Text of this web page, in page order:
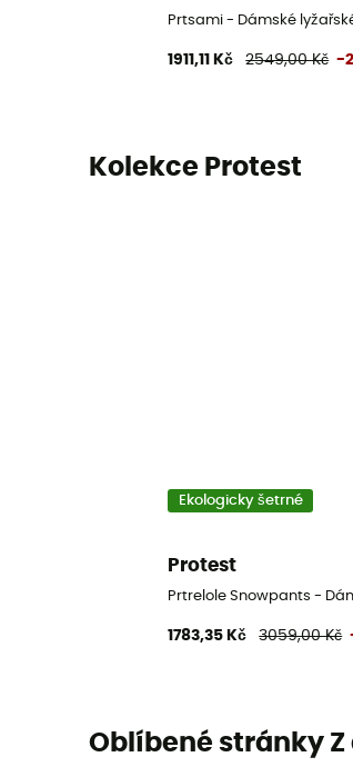
Prtsami - Dámské
1911,11 Kč 2549,00 Kč -
Kolekce Protest
Ekologicky šetrné
Protest
Prtrelole Snowpants -
1783,35 Kč 3059,00 Kč
Oblíbené stránky